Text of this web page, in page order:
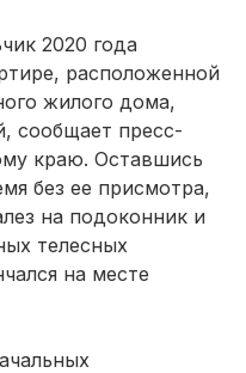
2020 года
расположенной
жилого дома,
сообщает пресс-
краю. Оставшись
без ее присмотра,
на подоконник и
телесных
на месте